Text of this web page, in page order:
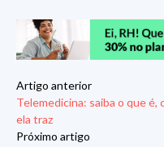
Artigo anterior
Telemedicina: saiba o que
ela traz
Próximo artigo